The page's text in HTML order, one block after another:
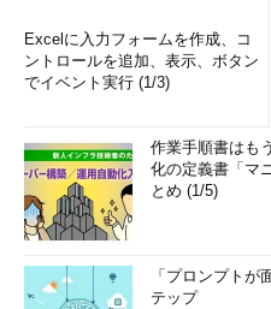
ハイブリッドスリープを有効
の電源オプションで電源プラン
Excelに入力フォームを作成、コ
ントロールを追加、表示、ボタン
でイベント実行 (1/3)
作業手順書はも
化の定義書「マ
とめ (1/5)
「プロンプト
テップ